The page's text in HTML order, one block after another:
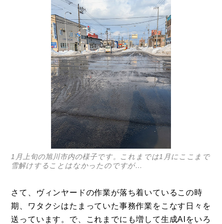
1月上旬の旭川市内の様子です。これまでは1月にここまで
雪解けすることはなかったのですが…
さて、ヴィンヤードの作業が落ち着いているこの時
期、ワタクシはたまっていた事務作業をこなす日々を
送っています。で、これまでにも増して生成AIをいろ